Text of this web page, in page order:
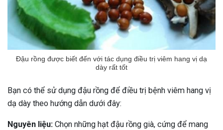
Đậu rồng được biết đến với tác dụng điều trị viêm hang vị dạ
dày rất tốt
Bạn có thể sử dụng đậu rồng để điều trị bệnh viêm hang vị
dạ dày theo hướng dẫn dưới đây:
Nguyên liệu: Chọn những hạt đậu rồng già, cứng để mang